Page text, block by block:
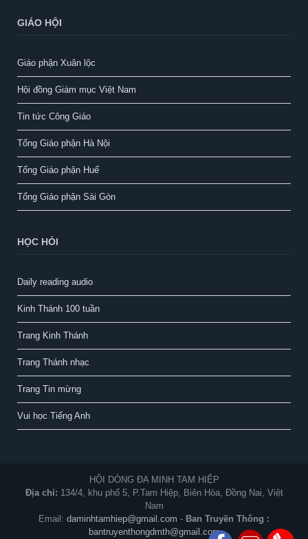
GIÁO HỘI
Giáo phận Xuân lộc
Hội đồng Giám mục Việt Nam
Tin tức Công Giáo
Tổng Giáo phận Hà Nội
Tổng Giáo phận Huế
Tổng Giáo phận Sài Gòn
HỌC HỎI
Daily reading audio
Kinh Thánh 100 tuần
Trang Kinh Thánh
Trang Thánh nhạc
Trang Tin mừng
Vui học Tiếng Anh
HỘI DÒNG ĐA MINH TAM HIỆP
Địa chỉ: 134/4, khu phố 5, P.Tam Hiệp, Biên Hòa, Đồng Nai, Việt
Nam
Email: daminhtamhiep@gmail.com - Ban Truyền Thông :
bantruyenthongdmth@gmail.com